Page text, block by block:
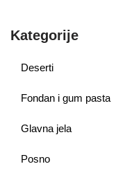
Kategorije
Deserti
Fondan i gum pasta
Glavna jela
Posno